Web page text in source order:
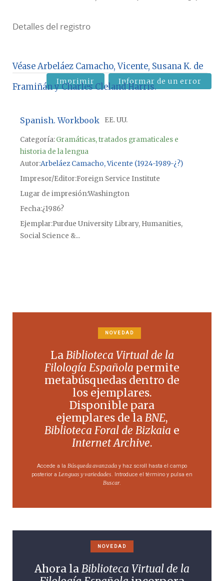
Detalles del registro
Véase Arbeláez Camacho, Vicente, Susana K. de
Framiñán y Charles Cleland Harris.
Imprimir Informar de un error
Spanish. Workbook EE. UU.
Categoría:Gramáticas, tratados gramaticales e
historia de la lengua
Autor Arbeláez Camacho, Vicente (1924-1989-¿?)
Impresor/Editor Foreign Service Institute
Lugar de impresiónWashington
Fecha¿1986?
Ejemplar Purdue University Library, Humanities,
Social Science &...
NOVEDAD
LaBiblioteca Virtual de la
Filología Española permite
metabúsquedas dentro de
los ejemplares.
Disponible para
ejemplares de laBNE,
Biblioteca Foral de Bizkaia e
Internet Archive.
Accede a la Búsqueda avanzada y haz scroll hasta el campo
posterior a Lenguas y variedades. Introduce el término y pulsa en
Buscar.
NOVEDAD
Ahora laBiblioteca Virtual de la